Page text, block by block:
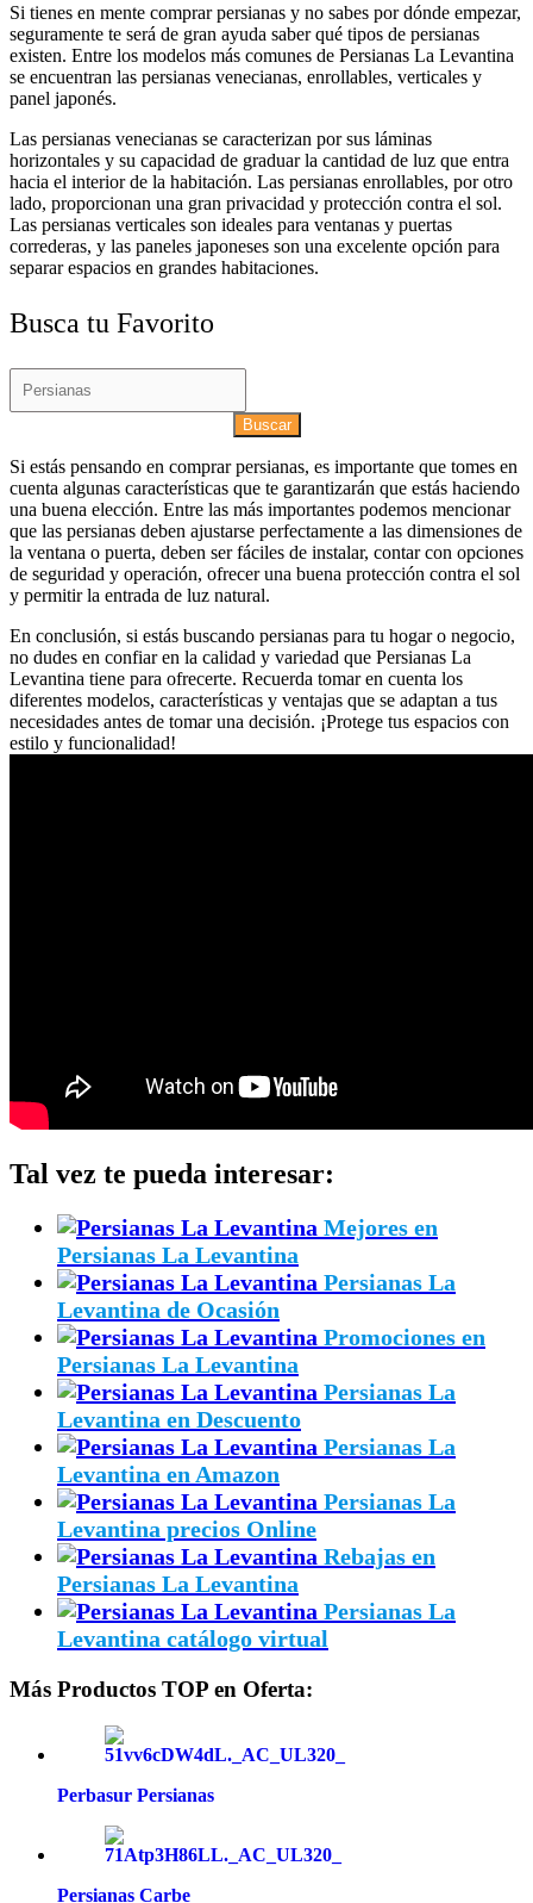
Si tienes en mente comprar persianas y no sabes por dónde empezar,
seguramente te será de gran ayuda saber qué tipos de persianas
existen. Entre los modelos más comunes de Persianas La Levantina
se encuentran las persianas venecianas, enrollables, verticales y
panel japonés.
Las persianas venecianas se caracterizan por sus láminas
horizontales y su capacidad de graduar la cantidad de luz que entra
hacia el interior de la habitación. Las persianas enrollables, por otro
lado, proporcionan una gran privacidad y protección contra el sol.
Las persianas verticales son ideales para ventanas y puertas
correderas, y las paneles japoneses son una excelente opción para
separar espacios en grandes habitaciones.
Busca tu Favorito
Buscar
Si estás pensando en comprar persianas, es importante que tomes en
cuenta algunas características que te garantizarán que estás haciendo
una buena elección. Entre las más importantes podemos mencionar
que las persianas deben ajustarse perfectamente a las dimensiones de
la ventana o puerta, deben ser fáciles de instalar, contar con opciones
de seguridad y operación, ofrecer una buena protección contra el sol
y permitir la entrada de luz natural.
En conclusión, si estás buscando persianas para tu hogar o negocio,
no dudes en confiar en la calidad y variedad que Persianas La
Levantina tiene para ofrecerte. Recuerda tomar en cuenta los
diferentes modelos, características y ventajas que se adaptan a tus
necesidades antes de tomar una decisión. ¡Protege tus espacios con
estilo y funcionalidad!
Tal vez te pueda interesar:
Mejores en
Persianas La Levantina
Persianas La
Levantina de Ocasión
Promociones en
Persianas La Levantina
Persianas La
Levantina en Descuento
Persianas La
Levantina en Amazon
Persianas La
Levantina precios Online
Rebajas en
Persianas La Levantina
Persianas La
Levantina catálogo virtual
Más Productos TOP en Oferta:
Perbasur Persianas
Persianas Carbe